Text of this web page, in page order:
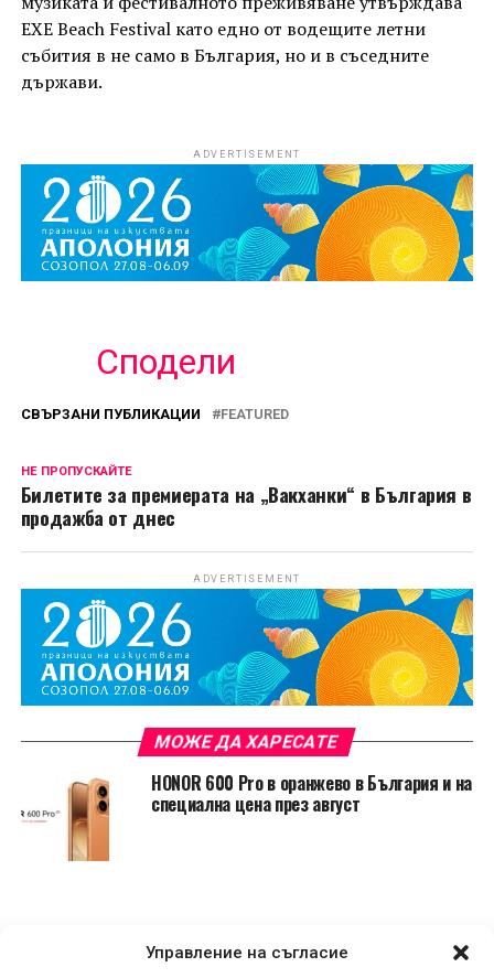
Управление на съгласие
EXE Beach Festival като едно от водещите летни
събития в не само в България, но и в съседните
държави.
ADVERTISEMENT
Сподели
СВЪРЗАНИ ПУБЛИКАЦИИ FEATURED
НЕ ПРОПУСКАЙТЕ
Билетите за премиерата на „Вакханки“ в България в
продажба от днес
ADVERTISEMENT
МОЖЕ ДА ХАРЕСАТЕ
HONOR 600 Pro в оранжево в България и на
специална цена през август